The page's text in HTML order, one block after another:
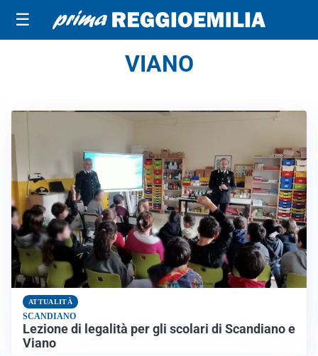
☰
VIANO
ATTUALITÀ
SCANDIANO
Lezione di legalità per gli scolari di Scandiano e
Viano